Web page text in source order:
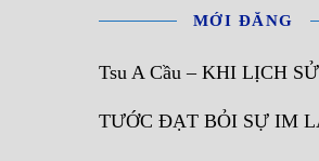
MỚI ĐĂNG
Tsu A Cầu – KHI LỊCH
TƯỚC ĐẠT BỎI SỰ IM